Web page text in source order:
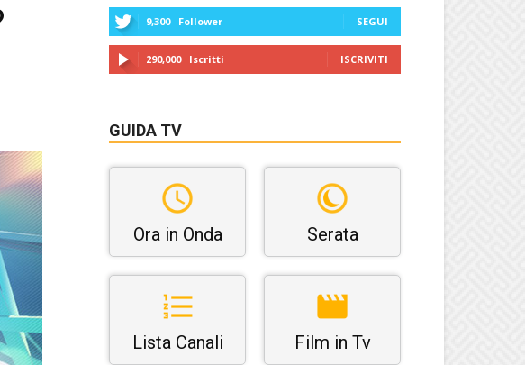
9,300 Follower SEGUI
290,000 Iscritti ISCRIVITI
GUIDA TV
Ora in Onda Serata
Lista Canali Film in Tv